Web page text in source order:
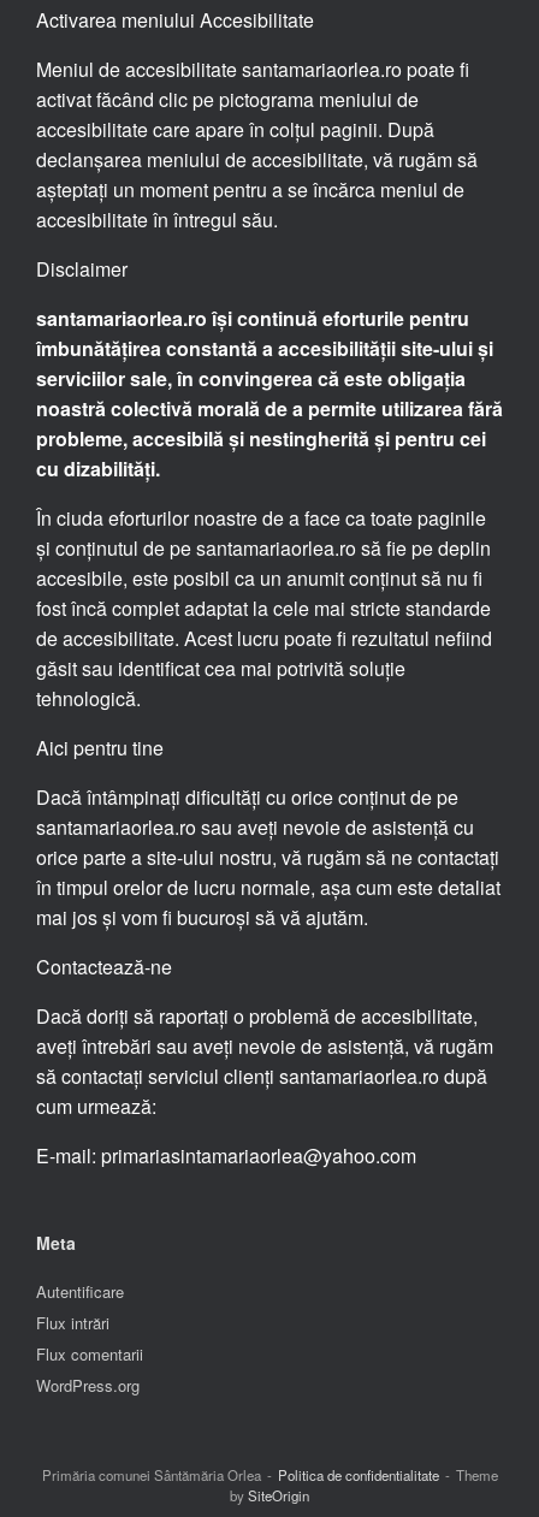
Activarea meniului Accesibilitate
Meniul de accesibilitate santamariaorlea.ro poate fi
activat făcând clic pe pictograma meniului de
accesibilitate care apare în colțul paginii. După
declanșarea meniului de accesibilitate, vă rugăm să
așteptați un moment pentru a se încărca meniul de
accesibilitate în întregul său.
Disclaimer
santamariaorlea.ro își continuă eforturile pentru
îmbunătățirea constantă a accesibilității site-ului și
serviciilor sale, în convingerea că este obligația
noastră colectivă morală de a permite utilizarea fără
probleme, accesibilă și nestingherită și pentru cei
cu dizabilități.
În ciuda eforturilor noastre de a face ca toate paginile
și conținutul de pe santamariaorlea.ro să fie pe deplin
accesibile, este posibil ca un anumit conținut să nu fi
fost încă complet adaptat la cele mai stricte standarde
de accesibilitate. Acest lucru poate fi rezultatul nefiind
găsit sau identificat cea mai potrivită soluție
tehnologică.
Aici pentru tine
Dacă întâmpinați dificultăți cu orice conținut de pe
santamariaorlea.ro sau aveți nevoie de asistență cu
orice parte a site-ului nostru, vă rugăm să ne contactați
în timpul orelor de lucru normale, așa cum este detaliat
mai jos și vom fi bucuroși să vă ajutăm.
Contactează-ne
Dacă doriți să raportați o problemă de accesibilitate,
aveți întrebări sau aveți nevoie de asistență, vă rugăm
să contactați serviciul clienți santamariaorlea.ro după
cum urmează:
E-mail: primariasintamariaorlea@yahoo.com
Meta
Autentificare
Flux intrări
Flux comentarii
WordPress.org
Primăria comunei Sântămăria Orlea Politica de confidentialitate
Theme
bySiteOrigin